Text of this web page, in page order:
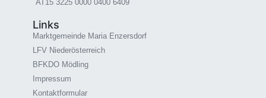
AT15 3225 0000 0400 6409
Links
Marktgemeinde Maria Enzersdorf
LFV Niederösterreich
BFKDO Mödling
Impressum
Kontaktformular